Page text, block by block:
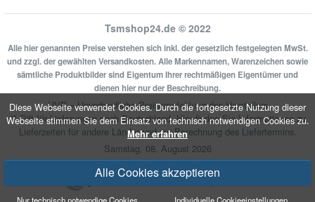
Diese Webseite verwendet Cookies. Durch die fortgesetzte Nutzung dieser
Webseite stimmen Sie dem Einsatz von technisch notwendigen Cookies zu.
Mehr erfahren
Alle Cookies akzeptieren
Tsmshop24.de © 2022
Alle hier genannten Preise verstehen sich inkl. der gesetzlich festgelegten MwSt.
und zzgl. der gewählten Versandkosten. Alle Markennamen, Warenzeichen sowie
sämtliche Produktbilder sind Eigentum Ihrer rechtmäßigen Eigentümer und
dienen hier nur der Beschreibung.
UVP = Unverbindliche Preisempfehlung des Herstellers
** Gilt für Lieferungen nach Deutschland.Hierfinden Sie Informationen zu
Lieferzeiten für andere Länder und zur Berechnung des Liefertermins.
Samstag, 08. August 2026
Umgesetzt mitxonic-solutions Shopsoftware